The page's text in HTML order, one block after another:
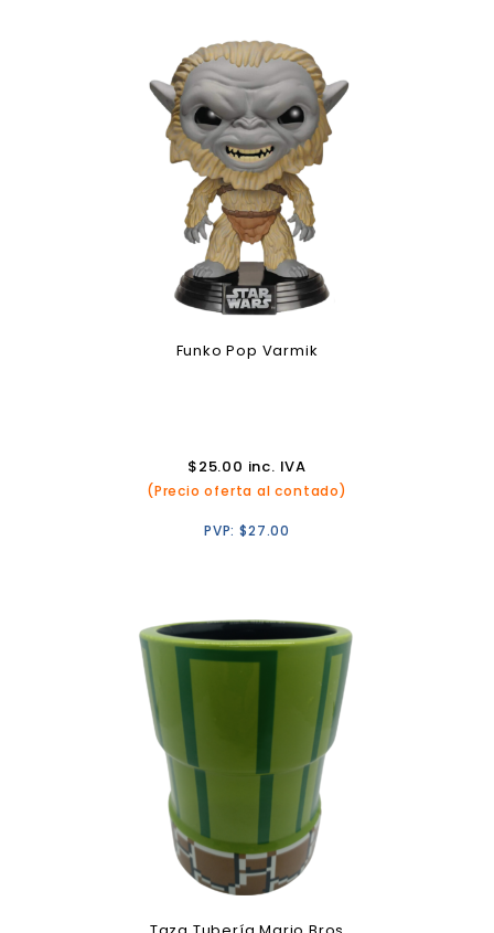
Funko Pop Varmik
$25.00 inc. IVA
(Precio oferta al contado)
PVP:$27.00